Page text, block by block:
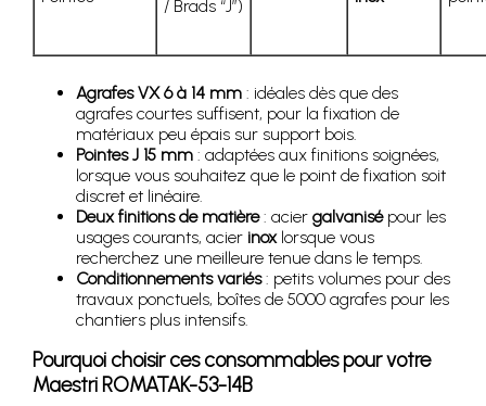
/ Brads “J”)
Agrafes VX 6 à 14 mm : idéales dès que des
agrafes courtes suffisent, pour la fixation de
matériaux peu épais sur support bois.
Pointes J 15 mm : adaptées aux finitions soignées,
lorsque vous souhaitez que le point de fixation soit
discret et linéaire.
Deux finitions de matière: acier galvanisépour les
usages courants, acier inoxlorsque vous
recherchez une meilleure tenue dans le temps.
Conditionnements variés: petits volumes pour des
travaux ponctuels, boîtes de 5000 agrafes pour les
chantiers plus intensifs.
Pourquoi choisir ces consommables pour votre
Maestri ROMATAK-53-14B